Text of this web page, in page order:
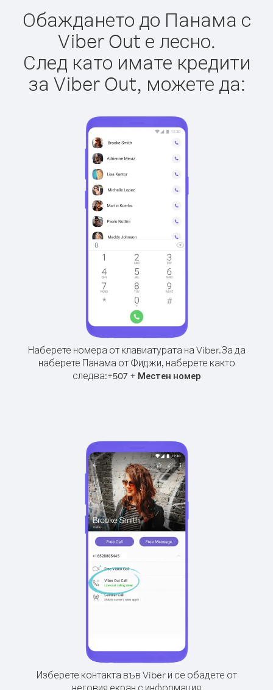
Обаждането до Панама с
Viber Out е лесно.
След като имате кредити
за Viber Out, можете да:
Наберете номера от клавиатурата на Viber.За да
наберете Панама от Фиджи, наберете както
следва:+507+ Местен номер
Изберете контакта във Viber и се обадете от
неговия екран с информация